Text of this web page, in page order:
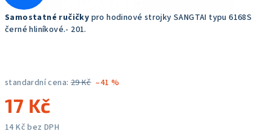
Samostatné ručičky pro hodinové strojky SANGTAI typu 6168S
černé hliníkové.- 201.
standardní cena: 29 Kč –41 %
17 Kč
14 Kč bez DPH